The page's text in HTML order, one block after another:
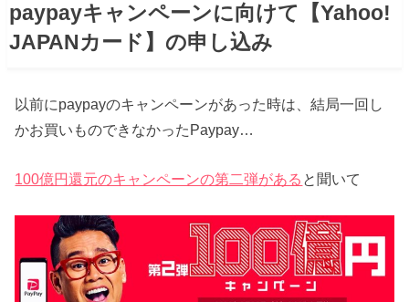
paypayキャンペーンに向けて【Yahoo!
JAPANカード】の申し込み
以前にpaypayのキャンペーンがあった時は、結局一回し
かお買いものできなかったPaypay…
100億円還元のキャンペーンの第二弾がある と聞いて